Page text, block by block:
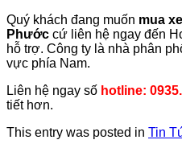
Quý khách đang muốn mua
Phước cứ liên hệ ngay đến
hỗ trợ. Công ty là nhà phân
vực phía Nam.
Liên hệ ngay số hotline:
tiết hơn.
This entry was posted in Tin